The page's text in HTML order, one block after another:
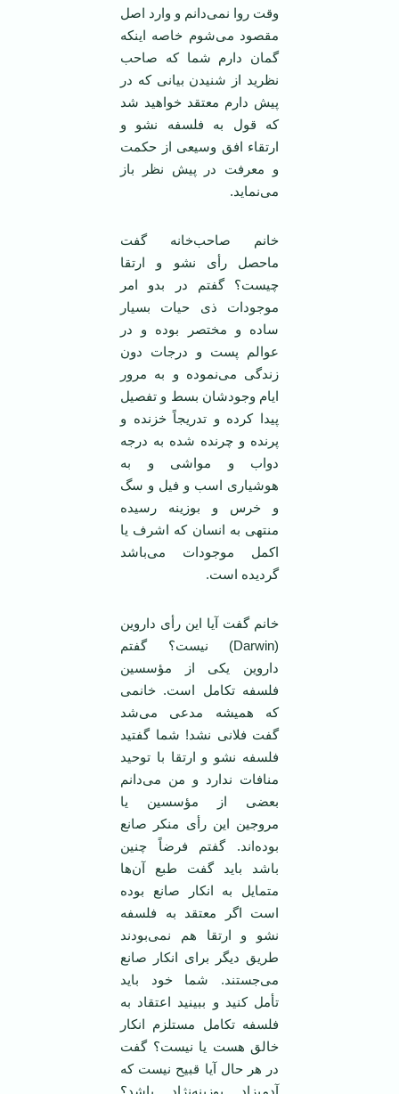
وقت روا نمی‌دانم و وارد اصل
مقصود می‌شوم خاصه اینکه
گمان دارم شما که صاحب
نظرید از شنیدن بیانی که در
پیش دارم معتقد خواهید شد
که قول به فلسفه نشو و
ارتقاء افق وسیعی از حکمت
و معرفت در پیش نظر باز
می‌نماید.
خانم صاحب‌خانه گفت
ماحصل رأی نشو و ارتقا
چیست؟ گفتم در بدو امر
موجودات ذی حیات بسیار
ساده و مختصر بوده و در
عوالم پست و درجات دون
زندگی می‌نموده و به مرور
ایام وجودشان بسط و تفصیل
پیدا کرده و تدریجاً خزنده و
پرنده و چرنده شده به درجه
دواب و مواشی و به
هوشیاری اسب و فیل و سگ
و خرس و بوزینه رسیده
منتهی به انسان که اشرف یا
اکمل موجودات می‌باشد
گردیده است.
خانم گفت آیا این رأی داروین
(Darwin) نیست؟ گفتم
داروین یکی از مؤسسین
فلسفه تکامل است. خانمی
که همیشه مدعی می‌شد
گفت فلانی نشد! شما گفتید
فلسفه نشو و ارتقا با توحید
منافات ندارد و من می‌دانم
بعضی از مؤسسین یا
مروجین این رأی منکر صانع
بوده‌اند. گفتم فرضاً چنین
باشد باید گفت طبع آن‌ها
متمایل به انکار صانع بوده
است اگر معتقد به فلسفه
نشو و ارتقا هم نمی‌بودند
طریق دیگر برای انکار صانع
می‌جستند. شما خود باید
تأمل کنید و ببینید اعتقاد به
فلسفه تکامل مستلزم انکار
خالق هست یا نیست؟ گفت
در هر حال آیا قبیح نیست که